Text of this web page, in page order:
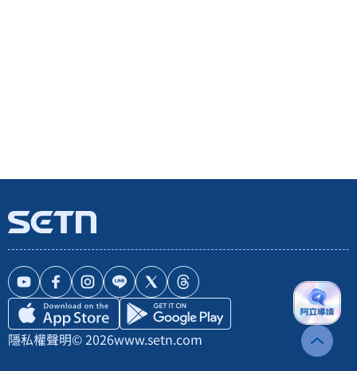
隱私權聲明© 2026www.setn.com